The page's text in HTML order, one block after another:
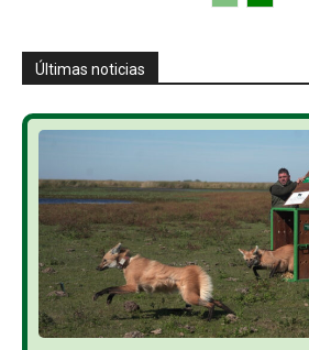
Últimas noticias